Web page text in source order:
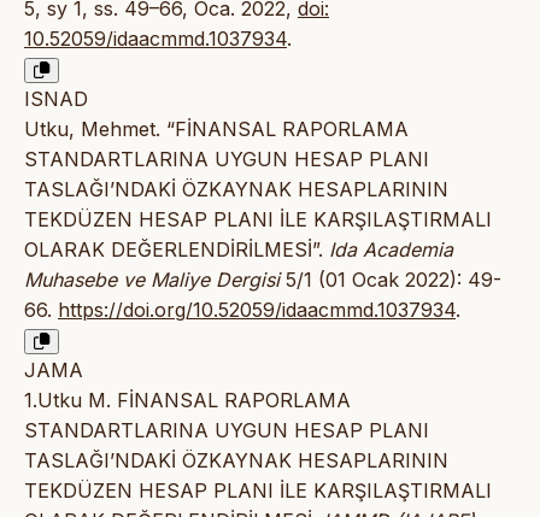
5, sy 1, ss. 49–66, Oca. 2022, doi:
10.52059/idaacmmd.1037934.
ISNAD
Utku, Mehmet. “FİNANSAL RAPORLAMA
STANDARTLARINA UYGUN HESAP PLANI
TASLAĞI’NDAKİ ÖZKAYNAK HESAPLARININ
TEKDÜZEN HESAP PLANI İLE KARŞILAŞTIRMALI
OLARAK DEĞERLENDİRİLMESİ”. Ida Academia
Muhasebe ve Maliye Dergisi5/1 (01 Ocak 2022): 49-
66. https://doi.org/10.52059/idaacmmd.1037934.
JAMA
1.Utku M. FİNANSAL RAPORLAMA
STANDARTLARINA UYGUN HESAP PLANI
TASLAĞI’NDAKİ ÖZKAYNAK HESAPLARININ
TEKDÜZEN HESAP PLANI İLE KARŞILAŞTIRMALI